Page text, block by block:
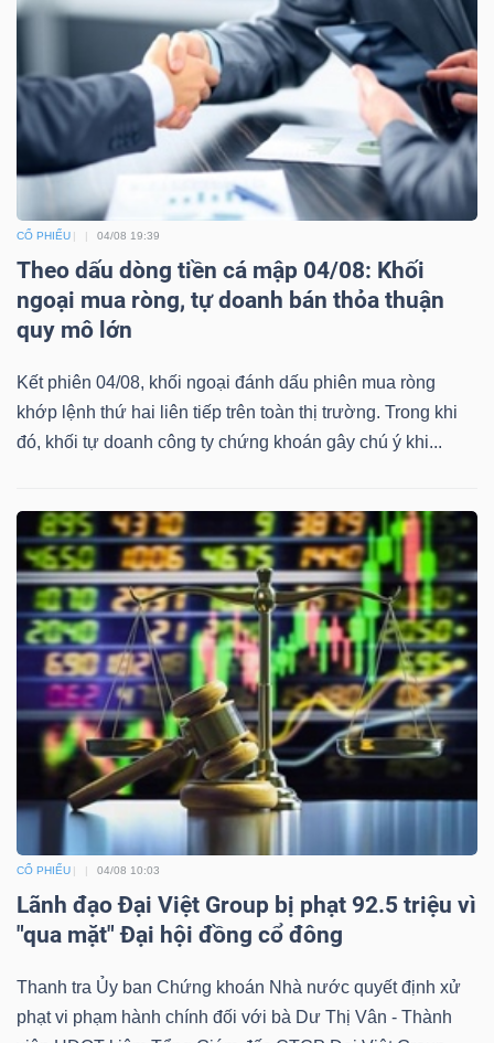
CỔ PHIẾU 04/08 19:39
Theo dấu dòng tiền cá mập 04/08: Khối
ngoại mua ròng, tự doanh bán thỏa thuận
quy mô lớn
Kết phiên 04/08, khối ngoại đánh dấu phiên mua ròng
khớp lệnh thứ hai liên tiếp trên toàn thị trường. Trong khi
đó, khối tự doanh công ty chứng khoán gây chú ý khi...
CỔ PHIẾU 04/08 10:03
Lãnh đạo Đại Việt Group bị phạt 92.5 triệu vì
"qua mặt" Đại hội đồng cổ đông
Thanh tra Ủy ban Chứng khoán Nhà nước quyết định xử
phạt vi phạm hành chính đối với bà Dư Thị Vân - Thành